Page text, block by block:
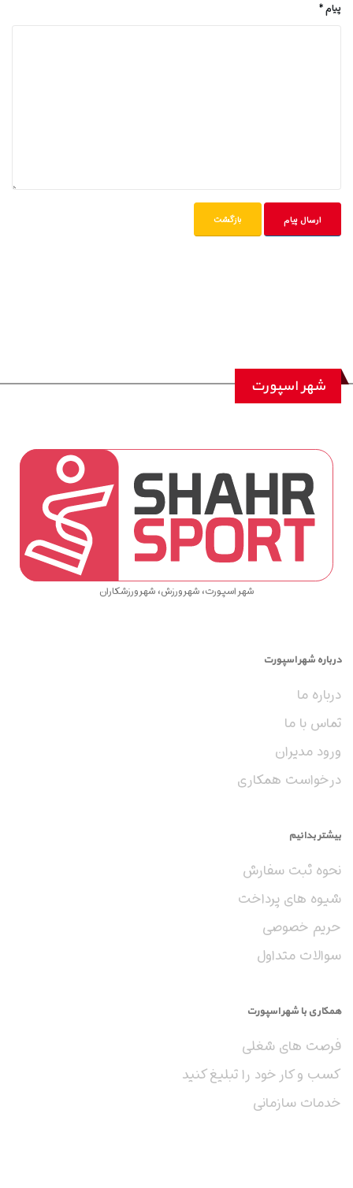
پیام
شهر اسپورت
شهر اسپورت، شهر ورزش، شهر ورزشکاران
درباره شهر اسپورت
درباره ما
تماس با ما
ورود مدیران
درخواست همکاری
بیشتر بدانیم
نحوه ثبت سفارش
شیوه های پرداخت
حریم خصوصی
سوالات متداول
همکاری با شهر اسپورت
فرصت های شغلی
کسب و کار خود را تبلیغ کنید
خدمات سازمانی